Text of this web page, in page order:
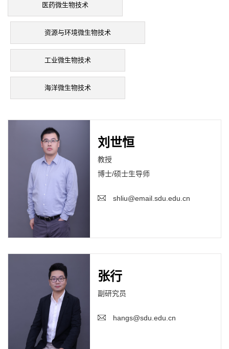
医药微生物技术
资源与环境微生物技术
工业微生物技术
海洋微生物技术
刘世恒
教授
博士/硕士生导师
shliu@email.sdu.edu.cn
张行
副研究员
hangs@sdu.edu.cn